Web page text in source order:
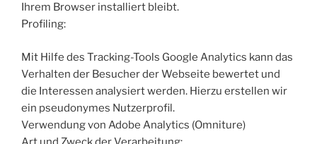
Ihrem Browser installiert bleibt.
Profiling:
Mit Hilfe des Tracking-Tools Google Analytics kann das
Verhalten der Besucher der Webseite bewertet und
die Interessen analysiert werden. Hierzu erstellen wir
ein pseudonymes Nutzerprofil.
Verwendung von Adobe Analytics (Omniture)